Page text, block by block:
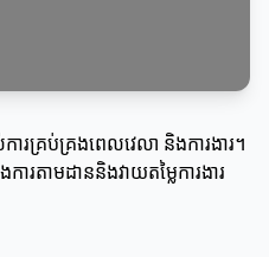
រប់គ្រងពេលវេលា និងការងារ។
ារតាមដាននិងវាយតម្លៃការងារ